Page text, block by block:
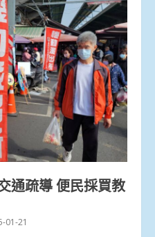
通疏導 便民採買教
01-21